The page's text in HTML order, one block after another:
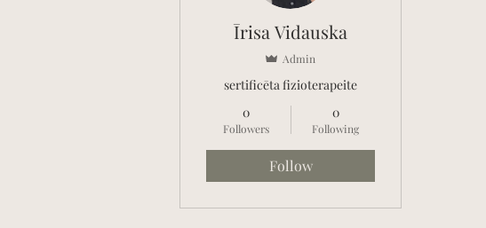
Īrisa Vidauska
Admin
sertificēta fizioterapeite
0
Followers
0
Following
Follow